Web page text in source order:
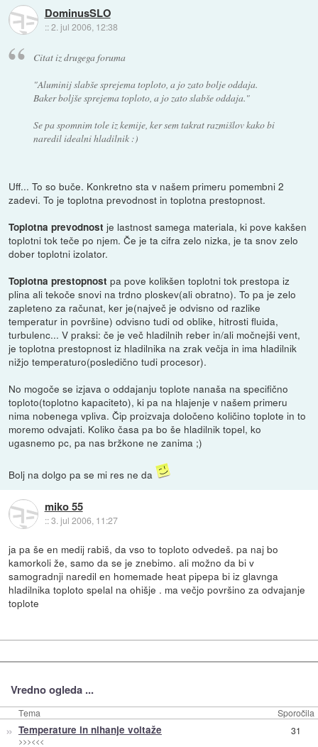
DominusSLO
::2. jul 2006, 12:38
Citat iz drugega foruma
"Aluminij slabše sprejema toploto, a jo zato bolje oddaja.
Baker boljše sprejema toploto, a jo zato slabše oddaja."
Se pa spomnim tole iz kemije, ker sem takrat razmišlov kako bi
naredil idealni hladilnik :)
Uff... To so buče. Konkretno sta v našem primeru pomembni 2
zadevi. To je toplotna prevodnost in toplotna prestopnost.
Toplotna prevodnost je lastnost samega materiala, ki pove kakšen
toplotni tok teče po njem. Če je ta cifra zelo nizka, je ta snov zelo
dober toplotni izolator.
Toplotna prestopnost pa pove kolikšen toplotni tok prestopa iz
plina ali tekoče snovi na trdno ploskev(ali obratno). To pa je zelo
zapleteno za računat, ker je(največ je odvisno od razlike
temperatur in površine) odvisno tudi od oblike, hitrosti fluida,
turbulenc... V praksi: če je več hladilnih reber in/ali močnejši vent,
je toplotna prestopnost iz hladilnika na zrak večja in ima hladilnik
nižjo temperaturo(posledično tudi procesor).
No mogoče se izjava o oddajanju toplote nanaša na specifično
toploto(toplotno kapaciteto), ki pa na hlajenje v našem primeru
nima nobenega vpliva. Čip proizvaja določeno količino toplote in to
moremo odvajati. Koliko časa pa bo še hladilnik topel, ko
ugasnemo pc, pa nas bržkone ne zanima ;)
Bolj na dolgo pa se mi res ne da
miko 55
::3. jul 2006, 11:27
ja pa še en medij rabiš, da vso to toploto odvedeš. pa naj bo
kamorkoli že, samo da se je znebimo. ali možno da bi v
samogradnji naredil en homemade heat pipepa bi iz glavnga
hladilnika toploto spelal na ohišje . ma večjo površino za odvajanje
toplote
Vredno ogleda ...
Tema Sporočila
» Temperature in nihanje voltaže
>>><<<
31